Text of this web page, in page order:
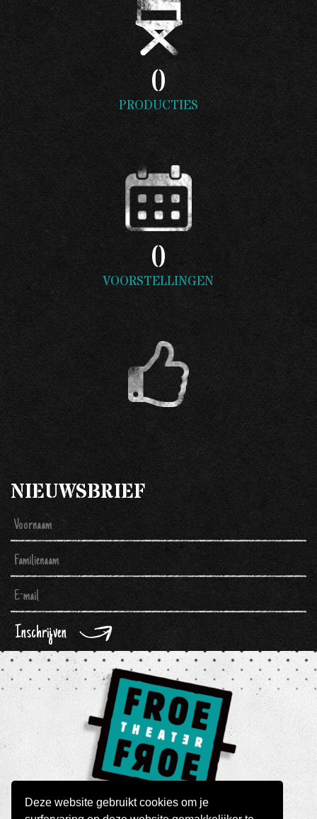
Deze website gebruikt cookies om je
0
PRODUCTIES
0
VOORSTELLINGEN
NIEUWSBRIEF
Inschrijven